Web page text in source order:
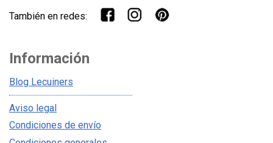
También en redes:
Información
Blog Lecuiners
Aviso legal
Condiciones de envío